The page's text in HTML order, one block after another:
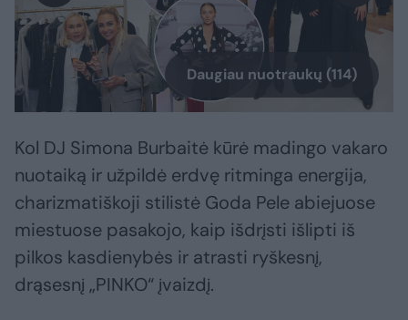
Daugiau nuotraukų (114)
Kol DJ Simona Burbaitė kūrė madingo vakaro
nuotaiką ir užpildė erdvę ritminga energija,
charizmatiškoji stilistė Goda Pele abiejuose
miestuose pasakojo, kaip išdrįsti išlipti iš
pilkos kasdienybės ir atrasti ryškesnį,
drąsesnį „PINKO“ įvaizdį.